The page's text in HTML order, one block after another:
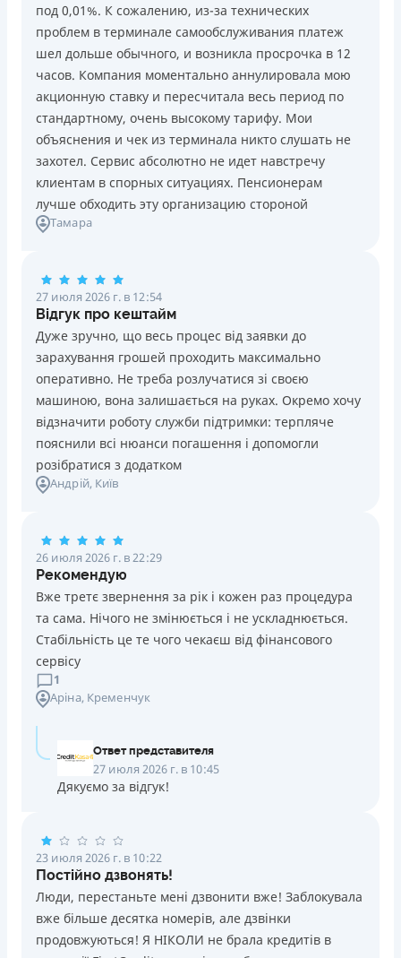
под 0,01%. К сожалению, из-за технических
проблем в терминале самообслуживания платеж
шел дольше обычного, и возникла просрочка в 12
часов. Компания моментально аннулировала мою
акционную ставку и пересчитала весь период по
стандартному, очень высокому тарифу. Мои
объяснения и чек из терминала никто слушать не
захотел. Сервис абсолютно не идет навстречу
клиентам в спорных ситуациях. Пенсионерам
лучше обходить эту организацию стороной
Тамара
27 июля 2026 г. в 12:54
Відгук про кештайм
Дуже зручно, що весь процес від заявки до
зарахування грошей проходить максимально
оперативно. Не треба розлучатися зі своєю
машиною, вона залишається на руках. Окремо хочу
відзначити роботу служби підтримки: терпляче
пояснили всі нюанси погашення і допомогли
розібратися з додатком
Андрій, Київ
26 июля 2026 г. в 22:29
Рекомендую
Вже третє звернення за рік і кожен раз процедура
та сама. Нічого не змінюється і не ускладнюється.
Стабільність це те чого чекаєш від фінансового
сервісу
1
Аріна, Кременчук
Ответ представителя
27 июля 2026 г. в 10:45
Дякуємо за відгук!
23 июля 2026 г. в 10:22
Постійно дзвонять!
Люди, перестаньте мені дзвонити вже! Заблокувала
вже більше десятка номерів, але дзвінки
продовжуються! Я НІКОЛИ не брала кредитів в